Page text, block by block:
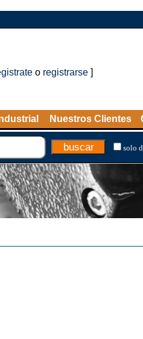
o registrarse]
Nuestros Clientes
solo